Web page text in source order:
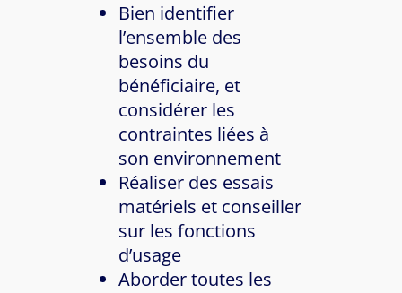
Bien identifier
l’ensemble des
besoins du
bénéficiaire, et
considérer les
contraintes liées à
son environnement
Réaliser des essais
matériels et conseiller
sur les fonctions
d’usage
Aborder toutes les